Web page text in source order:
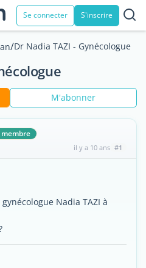
Se connecter S'inscrire
/Dr Nadia TAZI - Gynécologue
M'abonner
il y a 10 ans #1
Nadia TAZI à